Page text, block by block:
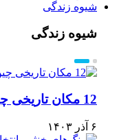
شیوه زندگی
شیوه زندگی
12 مکان تاریخی چین که در هیچ جای دنیا نمی‌بینید
۶ آذر ۱۴۰۳